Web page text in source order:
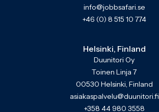
info@jobbsafari.se
+46 (0) 8 515 10 774
Helsinki, Finland
Duunitori Oy
Toinen Linja 7
00530 Helsinki, Finland
asiakaspalvelu@duunitori.fi
+358 44 980 3558